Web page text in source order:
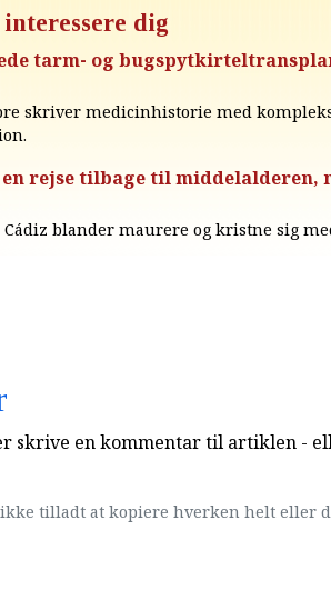
dig
tarm- og
skriver medicinhistorie med
rejse tilbage til middelalderen,
blander maurere og kristne sig
skrive en kommentar til artiklen -
ikke tilladt at kopiere hverken helt eller